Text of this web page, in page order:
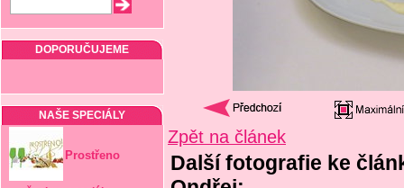
DOPORUČUJEME
NAŠE SPECIÁLY
Prostřeno
Zpět na článek
Další fotografie ke